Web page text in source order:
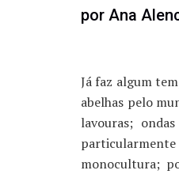
por Ana
Já faz algum
abelhas pelo
lavouras;
monocultura;